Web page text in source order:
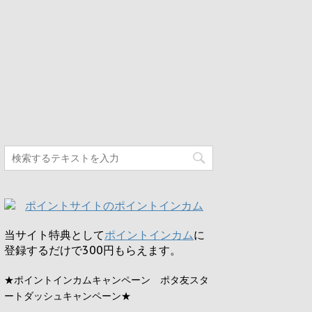
当サイト特典としてポイントインカムに
登録するだけで300円 もらえます。
★ポイントインカムキャンペーン ポタ友スタ
ートダッシュキャンペーン★